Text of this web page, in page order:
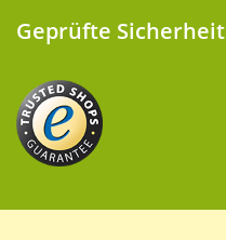
Geprüfte Sicherheit